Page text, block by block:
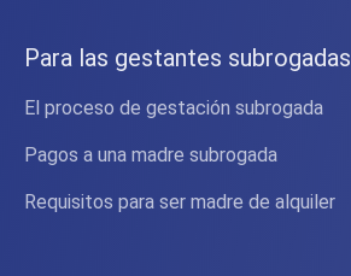
Para las gestantes subrogadas
El proceso de gestación subrogada
Pagos a una madre subrogada
Requisitos para ser madre de alquiler